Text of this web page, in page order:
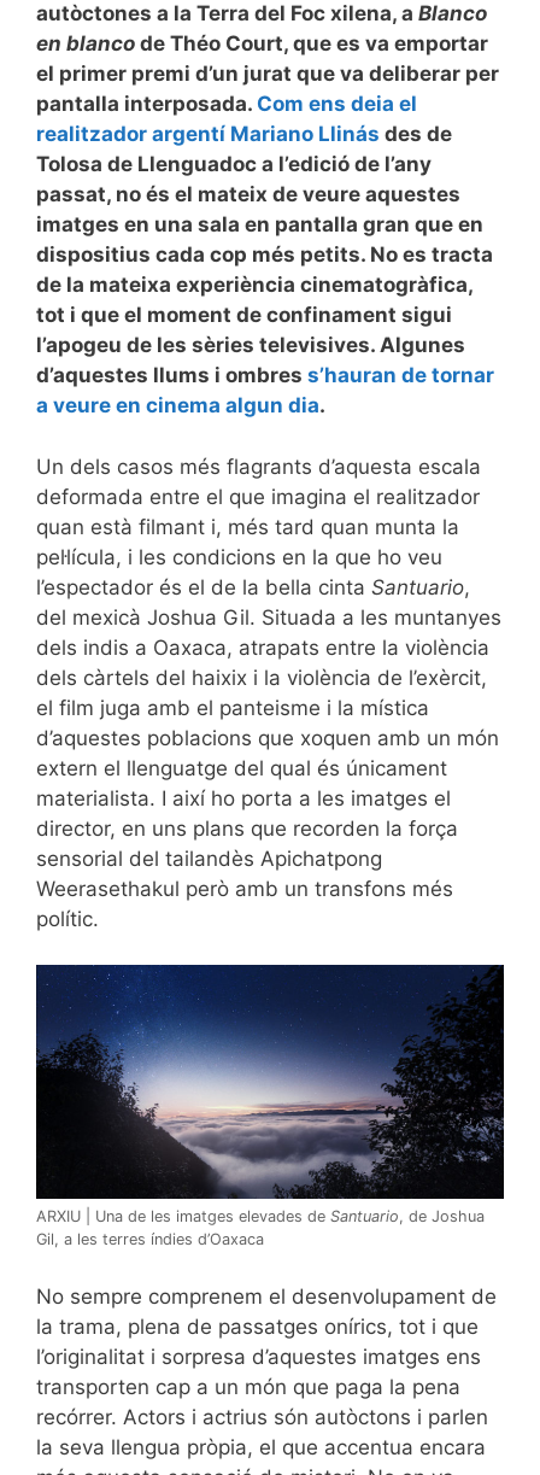
autòctones a la Terra del Foc xilena, a Blanco
en blanco de Théo Court, que es va emportar
el primer premi d’un jurat que va deliberar per
pantalla interposada. Com ens deia el
realitzador argentí Mariano Llinás des de
Tolosa de Llenguadoc a l’edició de l’any
passat, no és el mateix de veure aquestes
imatges en una sala en pantalla gran que en
dispositius cada cop més petits. No es tracta
de la mateixa experiència cinematogràfica,
tot i que el moment de confinament sigui
l’apogeu de les sèries televisives. Algunes
d’aquestes llums i ombres s’hauran de tornar
a veure en cinema algun dia.
Un dels casos més flagrants d’aquesta escala
deformada entre el que imagina el realitzador
quan està filmant i, més tard quan munta la
pel·lícula, i les condicions en la que ho veu
l’espectador és el de la bella cinta Santuario,
del mexicà Joshua Gil. Situada a les muntanyes
dels indis a Oaxaca, atrapats entre la violència
dels càrtels del haixix i la violència de l’exèrcit,
el film juga amb el panteisme i la mística
d’aquestes poblacions que xoquen amb un món
extern el llenguatge del qual és únicament
materialista. I així ho porta a les imatges el
director, en uns plans que recorden la força
sensorial del tailandès Apichatpong
Weerasethakul però amb un transfons més
polític.
ARXIU | Una de les imatges elevades de Santuario, de Joshua
Gil, a les terres índies d’Oaxaca
No sempre comprenem el desenvolupament de
la trama, plena de passatges onírics, tot i que
l’originalitat i sorpresa d’aquestes imatges ens
transporten cap a un món que paga la pena
recórrer. Actors i actrius són autòctons i parlen
la seva llengua pròpia, el que accentua encara